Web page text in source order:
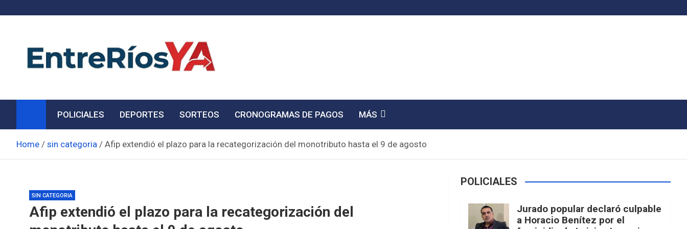
Noticias de Entre Ríos
POLICIALES DEPORTES SORTEOS CRONOGRAMAS DE PAGOS MÁS
Home sin categoria Afip extendió el plazo para la recategorización del monotributo hasta el 9 de agosto
SIN CATEGORIA
Afip extendió el plazo para la recategorización del
POLICIALES
Jurado popular declaró culpable
a Horacio Benítez por el